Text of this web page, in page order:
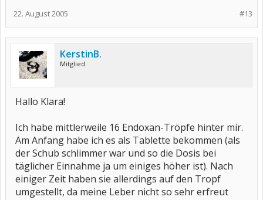
#13
22. August 2005
KerstinB.
Mitglied
Hallo Klara!
Ich habe mittlerweile 16 Endoxan-Tröpfe hinter mir.
Am Anfang habe ich es als Tablette bekommen (als
der Schub schlimmer war und so die Dosis bei
täglicher Einnahme ja um einiges höher ist). Nach
einiger Zeit haben sie allerdings auf den Tropf
umgestellt, da meine Leber nicht so sehr erfreut